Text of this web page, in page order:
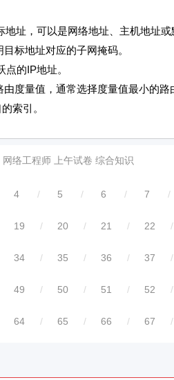
址，可以是网络地址、主机地址或
地址对应的子网掩码。
的IP地址。
量值，通常选择度量值最小的路
索引。
络工程师 上午试卷 综合知识
4 / 5 / 6 / 7 /
19 / 20 / 21 / 22 /
34 / 35 / 36 / 37 /
49 / 50 / 51 / 52 /
64 / 65 / 66 / 67 /